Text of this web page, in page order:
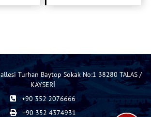
Turhan Baytop Sokak No:1 38280 TALAS /
KAYSERİ
+90 352 2076666
+90 352 4374931